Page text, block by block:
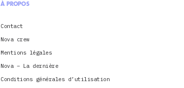
À PROPOS
Contact
Nova crew
Mentions légales
Nova – La dernière
Conditions générales d’utilisation